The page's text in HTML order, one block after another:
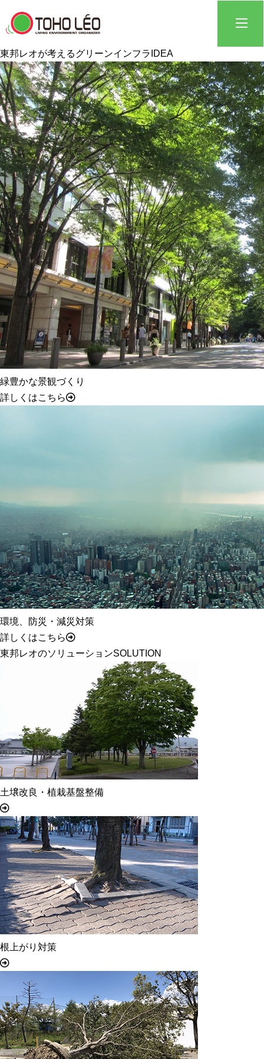
東邦レオが考えるグリーンインフラ IDEA
緑豊かな景観づくり
詳しくはこちら
環境、防災・減災対策
詳しくはこちら
東邦レオのソリューションSOLUTION
土壌改良・植栽基盤整備
根上がり対策